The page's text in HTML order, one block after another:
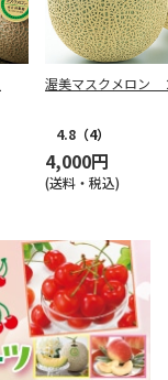
渥美マスクメロン
4.8 （4）
4,000円
(送料・税込)